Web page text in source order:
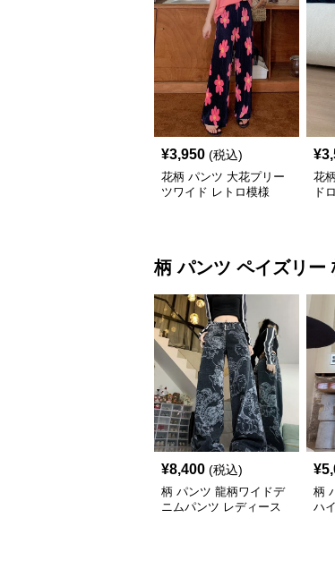
¥3,950 (税込)
花柄 パンツ 大花プリー
ツワイド レトロ模様
¥
花
ド
柄 パンツ ペイズリー
¥8,400 (税込)
柄 パンツ 龍柄ワイドデ
ニムパンツ レディース
¥
柄
ハ